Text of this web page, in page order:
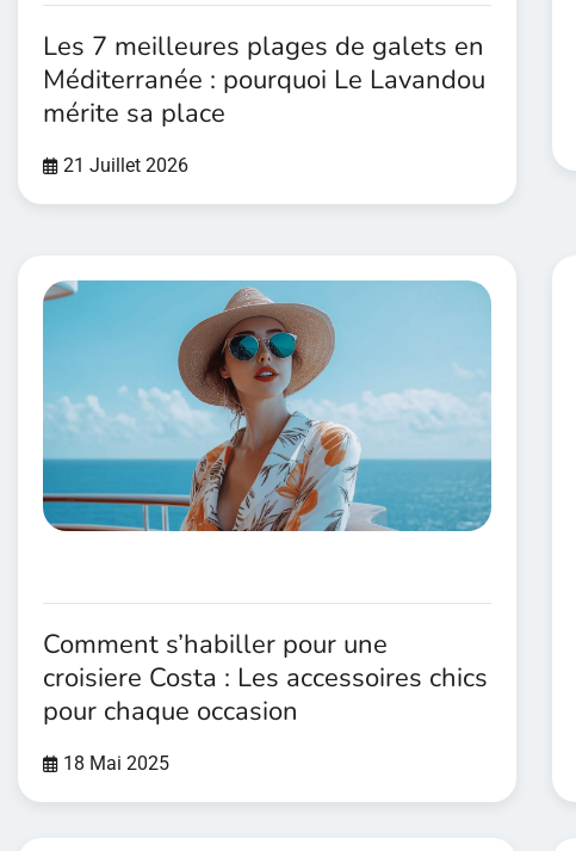
Les 7 meilleures plages de galets en
Méditerranée : pourquoi Le Lavandou
mérite sa place
21 Juillet 2026
Comment s’habiller pour une
croisiere Costa : Les accessoires chics
pour chaque occasion
18 Mai 2025